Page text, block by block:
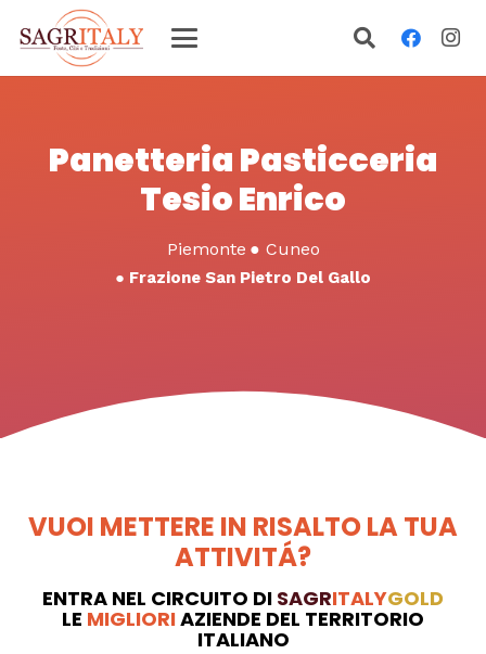
Panetteria Pasticceria
Tesio Enrico
Piemonte ● Cuneo
● Frazione San Pietro Del Gallo
VUOI METTERE IN RISALTO LA TUA
ATTIVITÁ?
ENTRA NEL CIRCUITO DI SAGRITALYGOLD
LE MIGLIORIAZIENDE DEL TERRITORIO
ITALIANO